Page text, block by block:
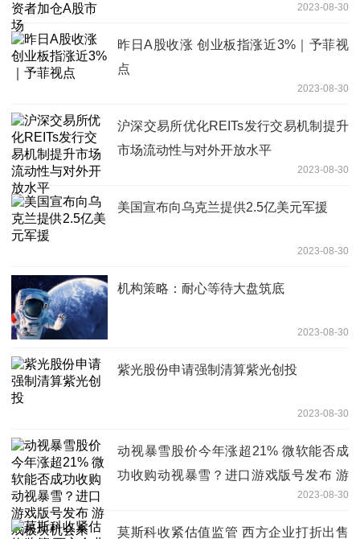
2023-08-30
昨日A股收涨 创业板指涨近3%｜予菲视
点
2023-08-30
沪深交易所优化REITs发行交易机制提升
市场流动性与对外开放水平
2023-08-30
美国宣布向乌克兰提供2.5亿美元军援
2023-08-30
机构策略：耐心等待大盘筑底
2023-08-30
紫光股份申请强制清算紫光创投
2023-08-30
动视暴雪股价今年涨超21% 微软能否成
功收购动视暴雪？进口游戏版号发布 游
戏板块机会来了？| 从华尔街到陆家嘴
2023-08-30
莫斯科收紧估值监管 西方企业打折出售